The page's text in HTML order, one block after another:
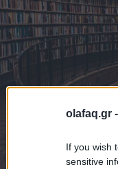
olafaq.gr -
If you wish
sensitive